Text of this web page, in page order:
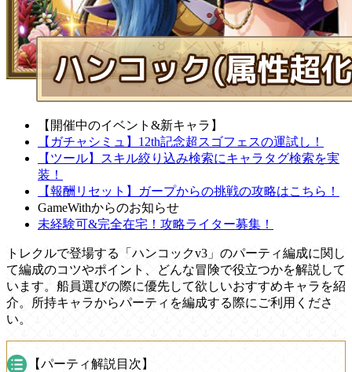
【開催中のイベント&新キャラ】
【ガチャシミュ】12th記念超スゴフェスの運試し！
【ツール】スキル絞り込み検索にキャラタグ検索を実
装！
【報酬リセット】ガープからの挑戦の攻略はこちら！
GameWithからのお知らせ
未経験可&完全在宅！攻略ライター募集！
トレクルで登場する「ハンコックv3」のパーティ編成に関し
て編成のコツやポイント、どんな冒険で役立つかを解説して
います。船員選びの際に優先して欲しいおすすめキャラを紹
介。所持キャラからパーティを編成する際にご利用くださ
い。
【パーティ解説目次】